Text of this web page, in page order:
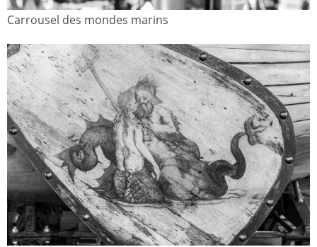
Carrousel des mondes marins